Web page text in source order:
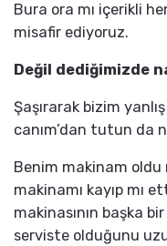
Bura ora mı içerikli
misafir ediyoruz.
Değil dediğimizde
Şaşırarak bizim
canım’dan tutun da
Benim makinam oldu
makinamı kayıp mı
makinasının başka
serviste olduğunu